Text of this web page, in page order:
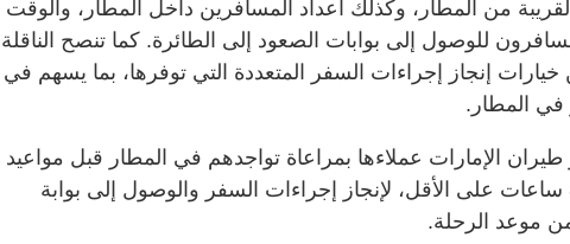
من المطار، وكذلك أعداد المسافرين داخل المطار، والوقت
للوصول إلى بوابات الصعود إلى الطائرة. كما تنصح الناقلة
خيارات إنجاز إجراءات السفر المتعددة التي توفرها، بما يسهم في
في المطار.
طيران الإمارات عملاءها بمراعاة تواجدهم في المطار قبل مواعيد
إقلاع رحلاتهم بمدة 3 ساعات على الأقل، لإنجاز إجراءات السفر والوصول إلى بوابة
موعد الرحلة.